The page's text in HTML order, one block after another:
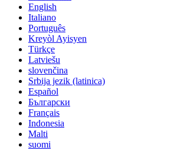
English
Italiano
Português
Kreyòl Ayisyen
Türkçe
Latviešu
slovenčina
Srbija jezik (latinica)
Español
Български
Français
Indonesia
Malti
suomi